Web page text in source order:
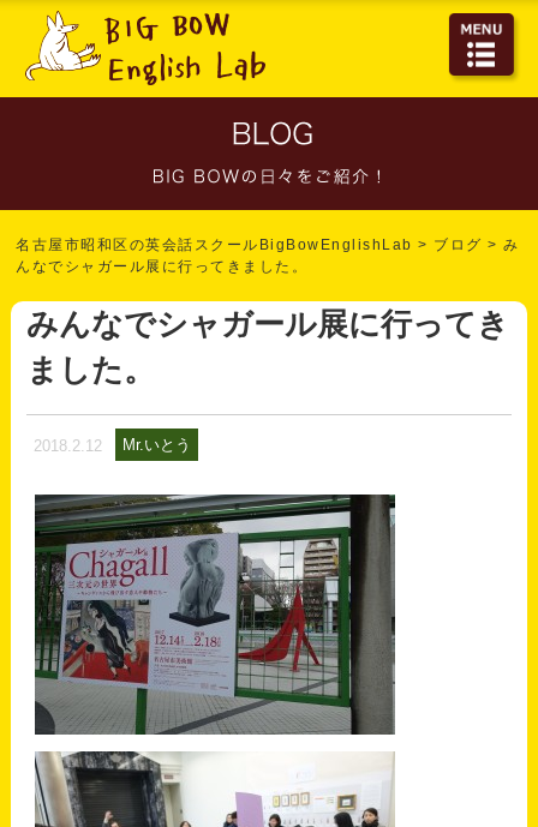
名古屋市昭和区の英会話スクールBigBowEnglishLab > ブログ >み
んなでシャガール展に行ってきました。
みんなでシャガール展に行ってき
ました。
2018.2.12 Mr.いとう